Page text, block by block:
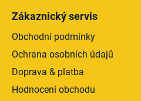
Zákaznický servis
Obchodní podmínky
Ochrana osobních údajů
Doprava & platba
Hodnocení obchodu